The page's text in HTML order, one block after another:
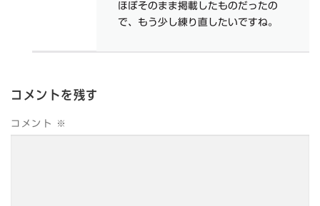
ほぼそのまま掲載したものだったの
で、もう少し練り直したいですね。
コメントを残す
コメント ※